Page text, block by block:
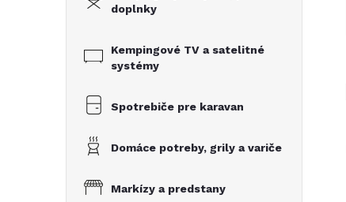
doplnky
Kempingové TV a satelitné
systémy
Spotrebiče pre karavan
Domáce potreby, grily a variče
Markízy a predstany